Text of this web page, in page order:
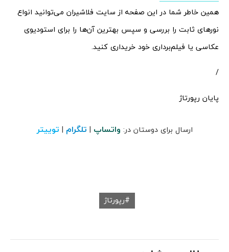
همین خاطر شما در این صفحه از سایت فلاشیران می‌توانید انواع
نورهای ثابت را بررسی و سپس بهترین آن‌ها را برای استودیوی
عکاسی یا فیلم‌برداری خود خریداری کنید.
/
پایان رپورتاژ
ارسال برای دوستان در: واتساپ | تلگرام | توییتر
رپورتاژ